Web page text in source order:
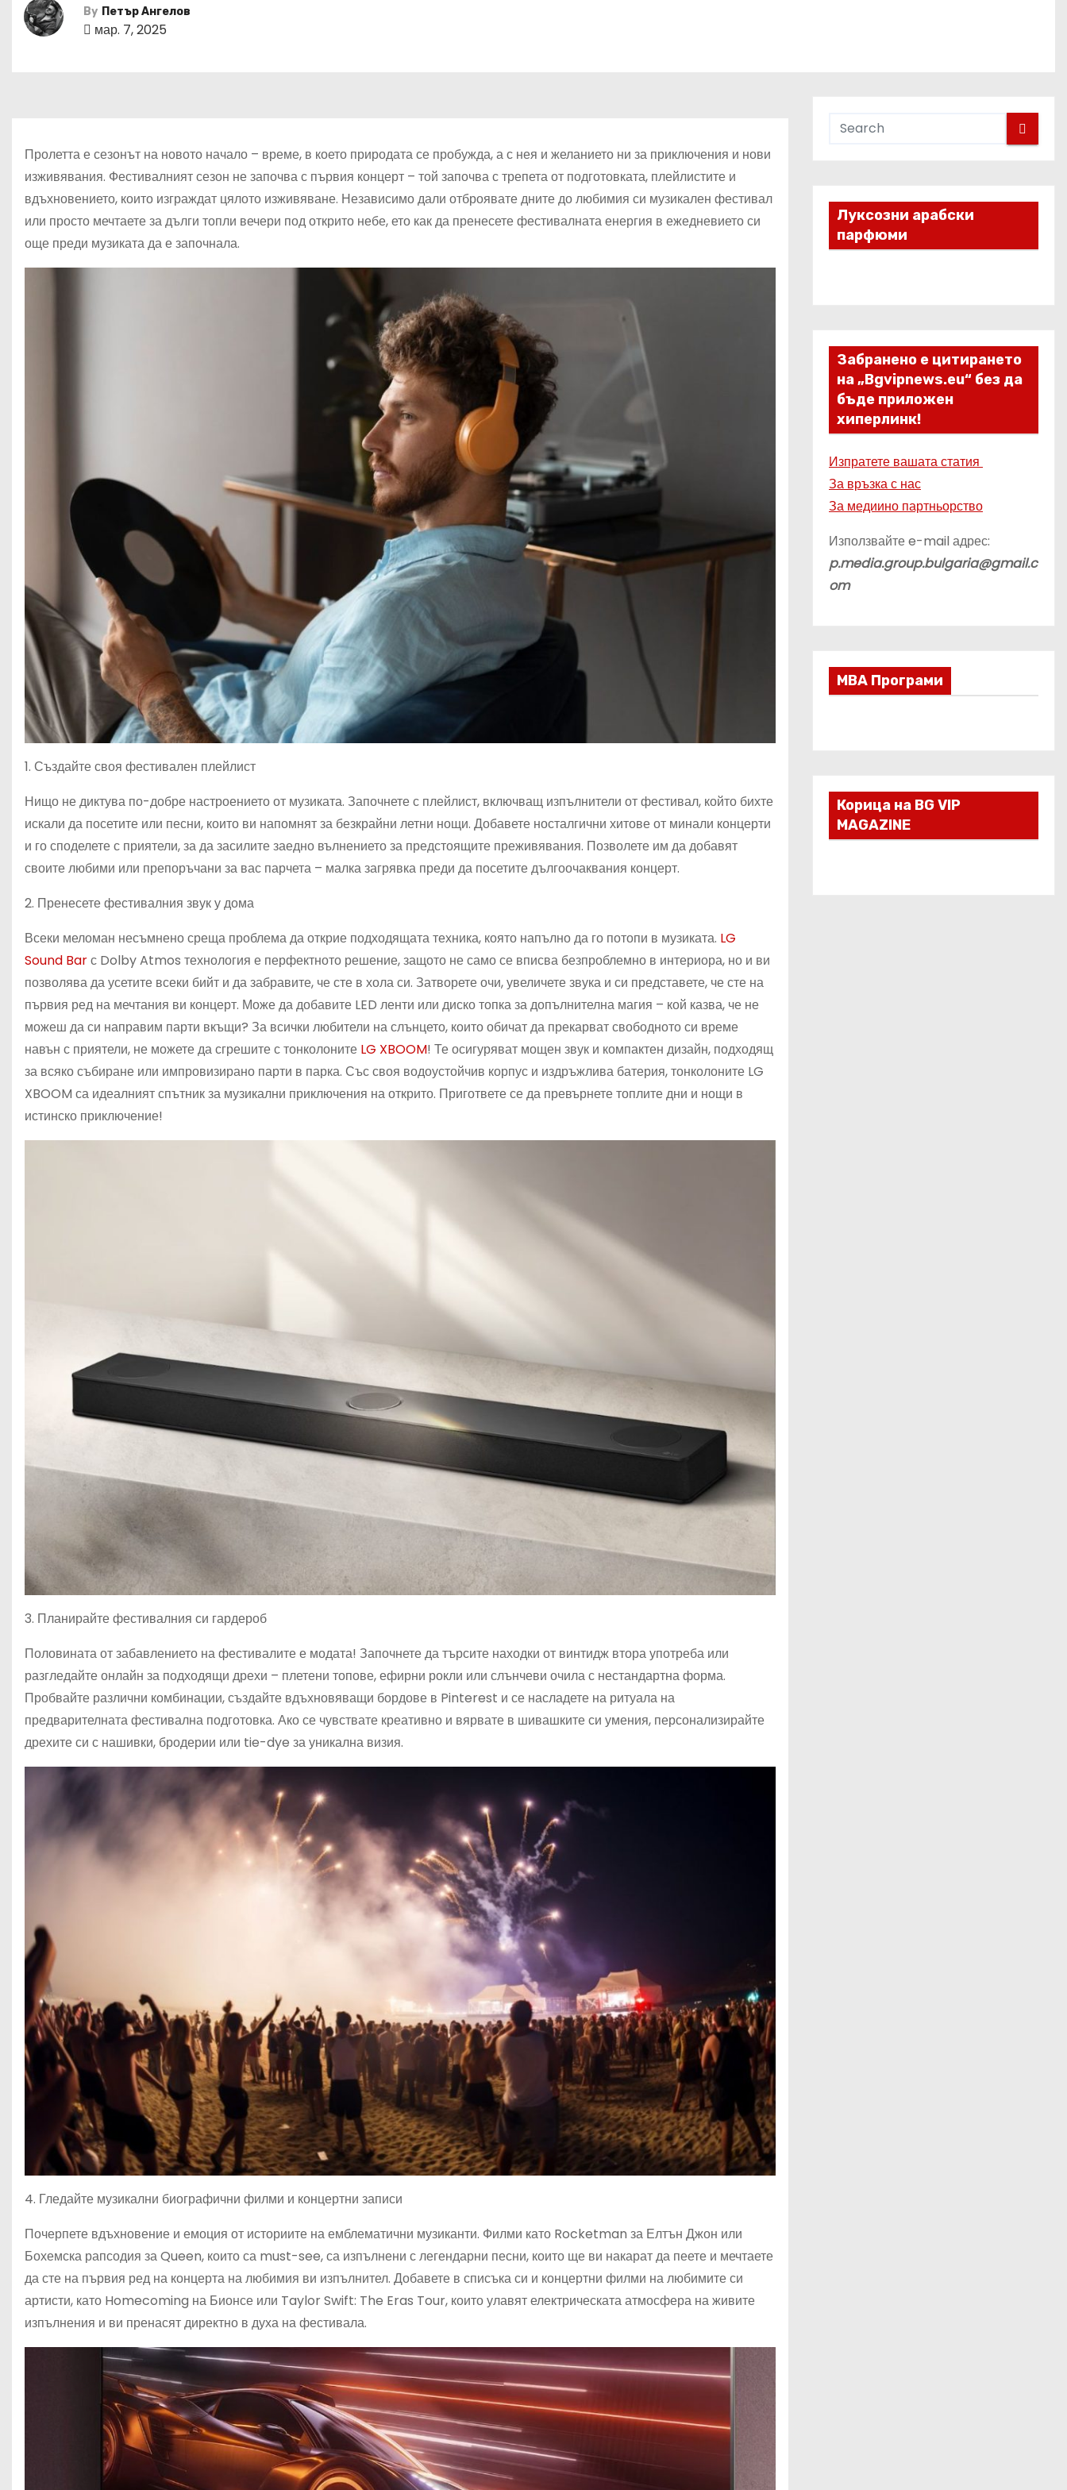
By Петър Ангелов
мар. 7, 2025
Пролетта е сезонът на новото начало – време, в което природата се пробужда, а с нея и желанието ни за приключения и нови
изживявания. Фестивалният сезон не започва с първия концерт – той започва с трепета от подготовката, плейлистите и
вдъхновението, които изграждат цялото изживяване. Независимо дали отброявате дните до любимия си музикален фестивал
или просто мечтаете за дълги топли вечери под открито небе, ето как да пренесете фестивалната енергия в ежедневието си
още преди музиката да е започнала.
1. Създайте своя фестивален плейлист
Нищо не диктува по-добре настроението от музиката. Започнете с плейлист, включващ изпълнители от фестивал, който бихте
искали да посетите или песни, които ви напомнят за безкрайни летни нощи. Добавете носталгични хитове от минали концерти
и го споделете с приятели, за да засилите заедно вълнението за предстоящите преживявания. Позволете им да добавят
своите любими или препоръчани за вас парчета – малка загрявка преди да посетите дългоочаквания концерт.
2. Пренесете фестивалния звук у дома
Всеки меломан несъмнено среща проблема да открие подходящата техника, която напълно да го потопи в музиката. LG
Sound Barс Dolby Atmos технология е перфектното решение, защото не само се вписва безпроблемно в интериора, но и ви
позволява да усетите всеки бийт и да забравите, че сте в хола си. Затворете очи, увеличете звука и си представете, че сте на
първия ред на мечтания ви концерт. Може да добавите LED ленти или диско топка за допълнителна магия – кой казва, че не
можеш да си направим парти вкъщи? За всички любители на слънцето, които обичат да прекарват свободното си време
навън с приятели, не можете да сгрешите с тонколоните LG XBOOM! Те осигуряват мощен звук и компактен дизайн, подходящ
за всяко събиране или импровизирано парти в парка. Със своя водоустойчив корпус и издръжлива батерия, тонколоните LG
XBOOM са идеалният спътник за музикални приключения на открито. Пригответе се да превърнете топлите дни и нощи в
истинско приключение!
3. Планирайте фестивалния си гардероб
Половината от забавлението на фестивалите е модата! Започнете да търсите находки от винтидж втора употреба или
разгледайте онлайн за подходящи дрехи – плетени топове, ефирни рокли или слънчеви очила с нестандартна форма.
Пробвайте различни комбинации, създайте вдъхновяващи бордове в Pinterest и се насладете на ритуала на
предварителната фестивална подготовка. Ако се чувствате креативно и вярвате в шивашките си умения, персонализирайте
дрехите си с нашивки, бродерии или tie-dye за уникална визия.
4. Гледайте музикални биографични филми и концертни записи
Почерпете вдъхновение и емоция от историите на емблематични музиканти. Филми като Rocketman за Елтън Джон или
Бохемска рапсодия за Queen, които са must-see, са изпълнени с легендарни песни, които ще ви накарат да пеете и мечтаете
да сте на първия ред на концерта на любимия ви изпълнител. Добавете в списъка си и концертни филми на любимите си
артисти, като Homecoming на Бионсе или Taylor Swift: The Eras Tour, които улавят електрическата атмосфера на живите
изпълнения и ви пренасят директно в духа на фестивала.
Луксозни арабски
парфюми
Забранено е цитирането
на „Bgvipnews.eu“ без да
бъде приложен
хиперлинк!
Изпратете вашата статия
За връзка с нас
За медиино партньорство
Използвайте e-mail адрес:
p.media.group.bulgaria@gmail.c
om
МВА Програми
Корица на BG VIP
MAGAZINE